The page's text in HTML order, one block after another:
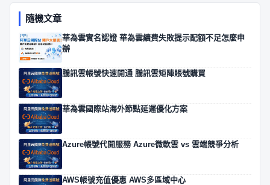
隨機文章
華為雲實名認證 華為雲續費失敗提示配額不足怎麼申
辦
騰訊雲帳號快速開通 騰訊雲矩陣賬號購買
華為雲國際站海外節點延遲優化方案
Azure帳號代開服務 Azure微軟雲 vs 雲端競爭分析
AWS帳號充值優惠 AWS多區域中心